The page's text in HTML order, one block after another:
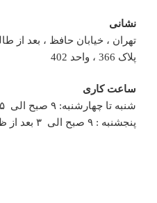
نشانی
تهران ، خیابان حافظ ، بعد از
پلاک 366 ، واحد 402
ساعت کاری
شنبه تا چهارشنبه: ۹ صبح الی ۵ بعد از ظهر
پنجشنبه : ۹ صبح الی ۳ بعد از ظهر